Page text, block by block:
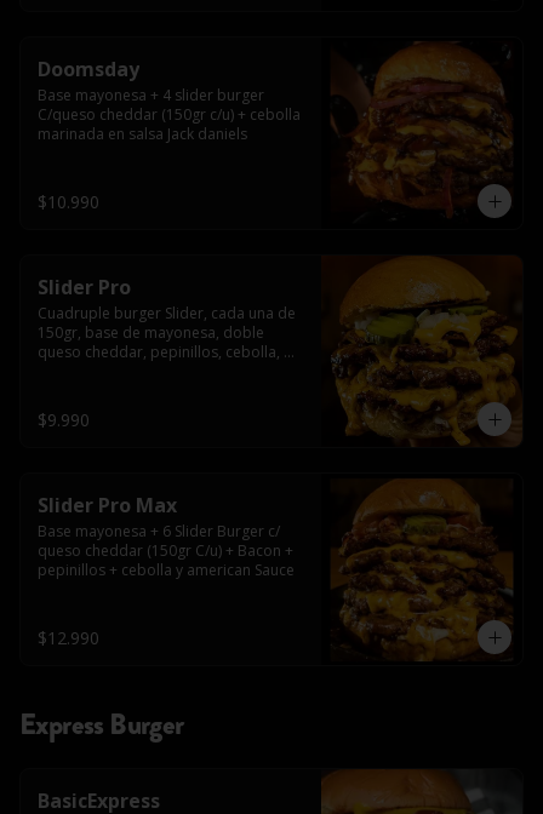
Doomsday
Base mayonesa + 4 slider burger
C/queso cheddar (150gr c/u) + cebolla
marinada en salsa Jack daniels
$10.990
Slider Pro
Cuadruple burger Slider, cada una de
150gr, base de mayonesa, doble
queso cheddar, pepinillos, cebolla,
$9.990
Slider Pro Max
Base mayonesa + 6 Slider Burger c/
queso cheddar (150gr C/u) + Bacon +
pepinillos + cebolla y american Sauce
$12.990
Express Burger
BasicExpress